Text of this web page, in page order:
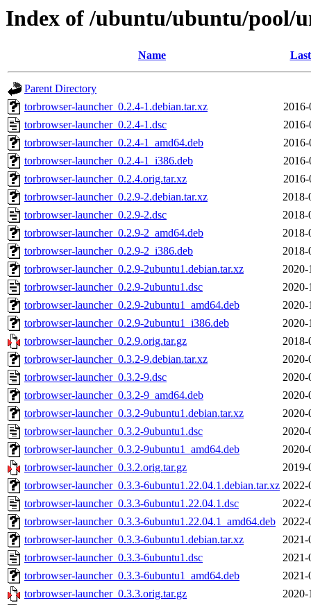
Index of /ubuntu/ubuntu/pool/
Name
Parent Directory
torbrowser-launcher_0.2.4-1.debian.tar.xz
2016-
torbrowser-launcher_0.2.4-1.dsc
2016-
torbrowser-launcher_0.2.4-1_amd64.deb
2016-
torbrowser-launcher_0.2.4-1_i386.deb
2016-
torbrowser-launcher_0.2.4.orig.tar.xz
2016-
torbrowser-launcher_0.2.9-2.debian.tar.xz
2018-
torbrowser-launcher_0.2.9-2.dsc
2018-
torbrowser-launcher_0.2.9-2_amd64.deb
2018-
torbrowser-launcher_0.2.9-2_i386.deb
2018-
torbrowser-launcher_0.2.9-2ubuntu1.debian.tar.xz
2020-
torbrowser-launcher_0.2.9-2ubuntu1.dsc
2020-
torbrowser-launcher_0.2.9-2ubuntu1_amd64.deb
2020-
torbrowser-launcher_0.2.9-2ubuntu1_i386.deb
2020-
torbrowser-launcher_0.2.9.orig.tar.gz
2018-
torbrowser-launcher_0.3.2-9.debian.tar.xz
2020-
torbrowser-launcher_0.3.2-9.dsc
2020-
torbrowser-launcher_0.3.2-9_amd64.deb
2020-
torbrowser-launcher_0.3.2-9ubuntu1.debian.tar.xz
2020-
torbrowser-launcher_0.3.2-9ubuntu1.dsc
2020-
torbrowser-launcher_0.3.2-9ubuntu1_amd64.deb
2020-
torbrowser-launcher_0.3.2.orig.tar.gz
2019-
torbrowser-launcher_0.3.3-6ubuntu1.22.04.1.debian.tar.xz 2022-
torbrowser-launcher_0.3.3-6ubuntu1.22.04.1.dsc
2022-
torbrowser-launcher_0.3.3-6ubuntu1.22.04.1_amd64.deb 2022-
torbrowser-launcher_0.3.3-6ubuntu1.debian.tar.xz
2021-
torbrowser-launcher_0.3.3-6ubuntu1.dsc
2021-
torbrowser-launcher_0.3.3-6ubuntu1_amd64.deb
2021-
torbrowser-launcher_0.3.3.orig.tar.gz
2020-